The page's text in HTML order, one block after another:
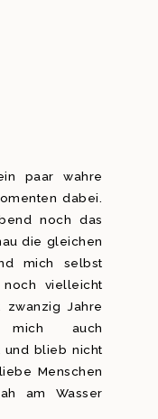
paar wahre
dabei.
noch das
die gleichen
mich selbst
vielleicht
Jahre
mich auch
und blieb nicht
Menschen
am Wasser